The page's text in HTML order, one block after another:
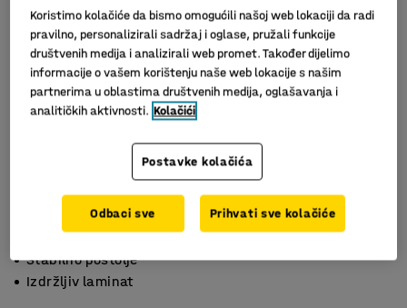
Slični proizvodi
Praktična ploča stola
Stabilno postolje
Izdržljiv laminat
Koristimo kolačiće da bismo omogućili našoj web lokaciji da radi
pravilno, personalizirali sadržaj i oglase, pružali funkcije
društvenih medija i analizirali web promet. Također dijelimo
informacije o vašem korištenju naše web lokacije s našim
partnerima u oblastima društvenih medija, oglašavanja i
analitičkih aktivnosti. Kolačići
Postavke kolačića
Odbaci sve Prihvati sve kolačiće